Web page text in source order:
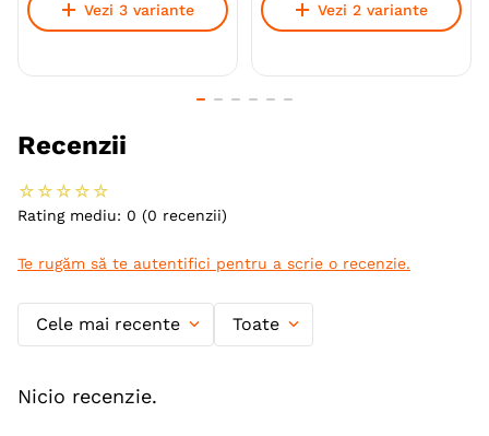
Vezi 3 variante Vezi 2 variante
Recenzii
☆ ☆ ☆ ☆ ☆
Rating mediu: 0 (0 recenzii)
Te rugăm să te autentifici pentru a scrie o recenzie.
Cele mai recente Toate
Nicio recenzie.